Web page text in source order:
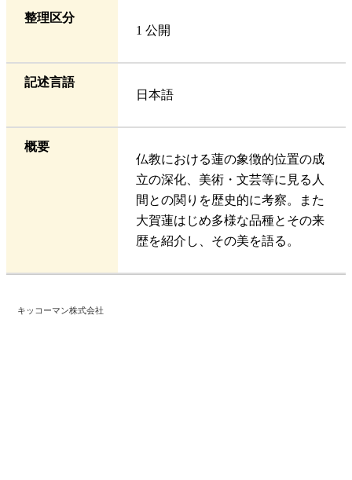
整理区分
1 公開
記述言語
日本語
概要
仏教における蓮の象徴的位置の成
立の深化、美術・文芸等に見る人
間との関りを歴史的に考察。また
大賀蓮はじめ多様な品種とその来
歴を紹介し、その美を語る。
キッコーマン株式会社